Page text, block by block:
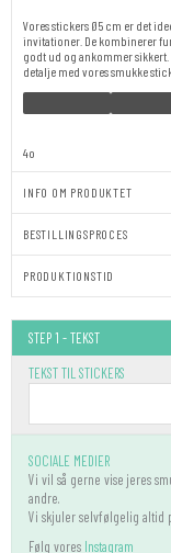
Vores stickers Ø5 cm er det
invitationer. De kombinerer
godt ud og ankommer
detalje med vores smukke
4o
INFO OM PRODUKTET
BESTILLINGSPROCES
PRODUKTIONSTID
STEP 1 - TEKST
TEKST TIL STICKERS
SOCIALE MEDIER
Vi vil så gerne vise jeres
andre.
Vi skjuler selvfølgelig altid
Følg vores Instagram
Viola
antal